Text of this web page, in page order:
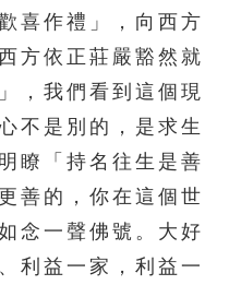
604 605
609 610
619 620
624 625
629 630
634 635
喜作禮」，向西方
方依正莊嚴豁然就
，我們看到這個現
不是別的，是求生
瞭「持名往生是善
善的，你在這個世
念一聲佛號。大好
利益一家，利益一